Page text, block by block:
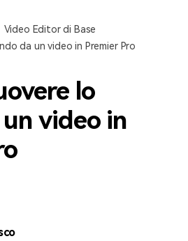
Video Editor di Base
da un video in Premier Pro
lo
video in